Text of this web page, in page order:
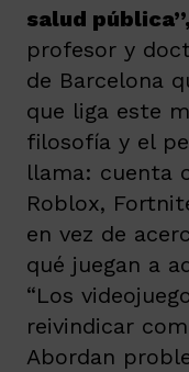
salud pública”,
profesor y
de Barcelona
que liga este
filosofía y el
llama: cuenta
Roblox,
en vez de
qué juegan a
“Los
reivindicar
Abordan